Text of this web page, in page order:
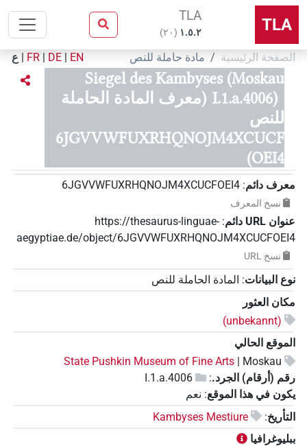
TLA
TLA
۱.٥.٢ (٢٠)
الصفحة الرئيسية مادة حاملة للنص EN
|
DE
|
FR
| ع
Siegel des Kambyses (Moskau
I.1.a.4006) (معرف المادة الحاملة
للنص
6JGVVWFUXRHQNOJM4XCUCF
OEI4)
معرف دائم:
6JGVVWFUXRHQNOJM4XCUCFOEI4
نسخ المعرف
عنوان‏ ‏URL‏ دائم :
https://thesaurus-linguae-
aegyptiae.de/object/6JGVVWFUXRHQNOJM4XCUCFOEI4
نسخ‏ ‏URL
نوع البيانات: المادة الحاملة للنص
مكان العثور
(unbekannt)
الموقع الحالي
Moskau |
State Pushkin Museum of Fine Arts
رقم (أرقام) الجرد.:
I.1.a.4006
يكون في هذا الموقع: نعم
التأريخ:
Kambyses Mestiure
ببليوغرافيا